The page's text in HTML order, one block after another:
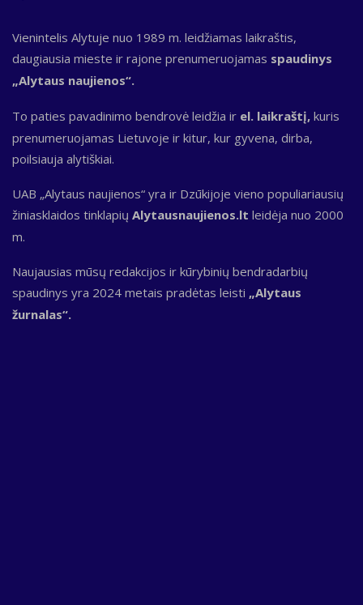
Vienintelis Alytuje nuo 1989 m. leidžiamas laikraštis,
daugiausia mieste ir rajone prenumeruojamas spaudinys
„Alytaus naujienos“.
To paties pavadinimo bendrovė leidžia ir el. laikraštį, kuris
prenumeruojamas Lietuvoje ir kitur, kur gyvena, dirba,
poilsiauja alytiškiai.
UAB „Alytaus naujienos“ yra ir Dzūkijoje vieno populiariausių
žiniasklaidos tinklapių Alytausnaujienos.lt leidėja nuo 2000
m.
Naujausias mūsų redakcijos ir kūrybinių bendradarbių
spaudinys yra 2024 metais pradėtas leisti „Alytaus
žurnalas“.